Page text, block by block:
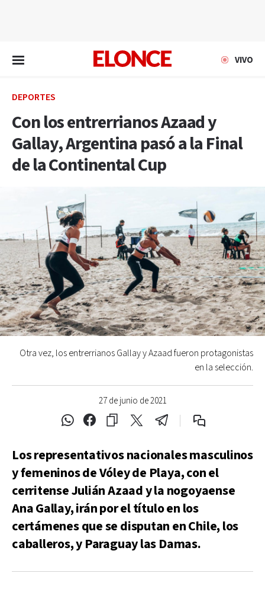
VIVO
DEPORTES
Con los entrerrianos Azaad y
Gallay, Argentina pasó a la Final
de la Continental Cup
27 de junio de 2021
Otra vez, los entrerrianos Gallay y Azaad fueron protagonistas
en la selección.
Los representativos nacionales masculinos
y femeninos de Vóley de Playa, con el
cerritense Julián Azaad y la nogoyaense
Ana Gallay, irán por el título en los
certámenes que se disputan en Chile, los
caballeros, y Paraguay las Damas.